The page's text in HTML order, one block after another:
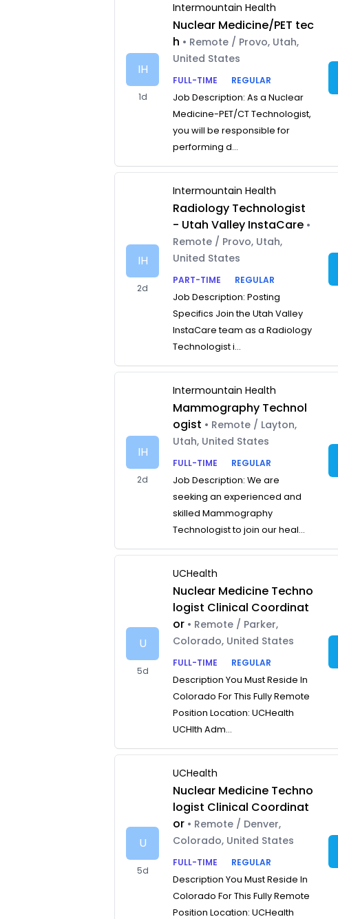
IH
1d
Intermountain Health
Nuclear Medicine/PET tec
h • Remote / Provo, Utah,
United States
FULL-TIME
REGULAR
Job Description: As a Nuclear
Medicine-PET/CT Technologist,
you will be responsible for
performing d...
IH
2d
Intermountain Health
Radiology Technologist
- Utah Valley InstaCare •
Remote / Provo, Utah,
United States
PART-TIME
REGULAR
Job Description: Posting
Specifics Join the Utah Valley
InstaCare team as a Radiology
Technologist i...
IH
2d
Intermountain Health
Mammography Technol
ogist • Remote / Layton,
Utah, United States
FULL-TIME
REGULAR
Job Description: We are
seeking an experienced and
skilled Mammography
Technologist to join our heal...
U
5d
UCHealth
Nuclear Medicine Techno
logist Clinical Coordinat
or • Remote / Parker,
Colorado, United States
FULL-TIME
REGULAR
Description You Must Reside In
Colorado For This Fully Remote
Position Location: UCHealth
UCHlth Adm...
U
5d
UCHealth
Nuclear Medicine Techno
logist Clinical Coordinat
or • Remote / Denver,
Colorado, United States
FULL-TIME
REGULAR
Description You Must Reside In
Colorado For This Fully Remote
Position Location: UCHealth